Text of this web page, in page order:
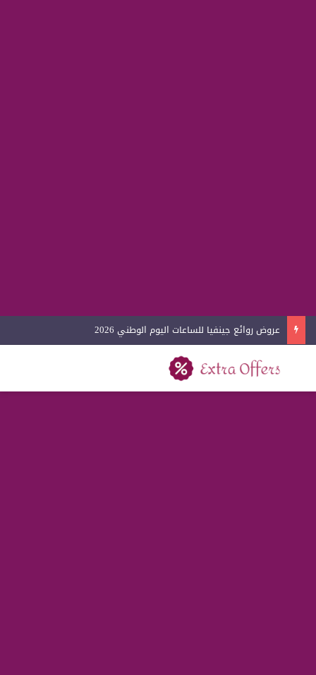
عروض لادون للساعات اليوم الوطني 2026
بحث عن